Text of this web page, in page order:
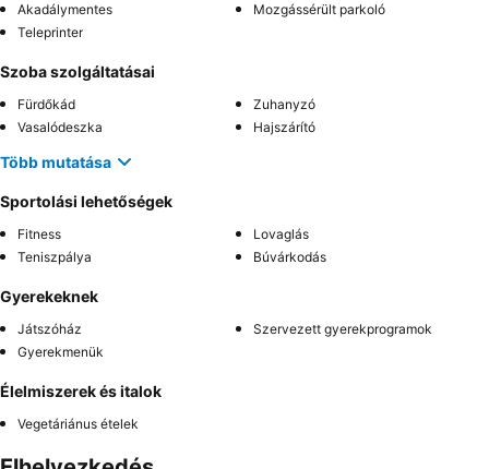
Akadálymentes
Mozgássérült parkoló
Teleprinter
Szoba szolgáltatásai
Fürdőkád
Zuhanyzó
Vasalódeszka
Hajszárító
Több mutatása
Sportolási lehetőségek
Fitness
Lovaglás
Teniszpálya
Búvárkodás
Gyerekeknek
Játszóház
Szervezett gyerekprogramok
Gyerekmenük
Élelmiszerek és italok
Vegetáriánus ételek